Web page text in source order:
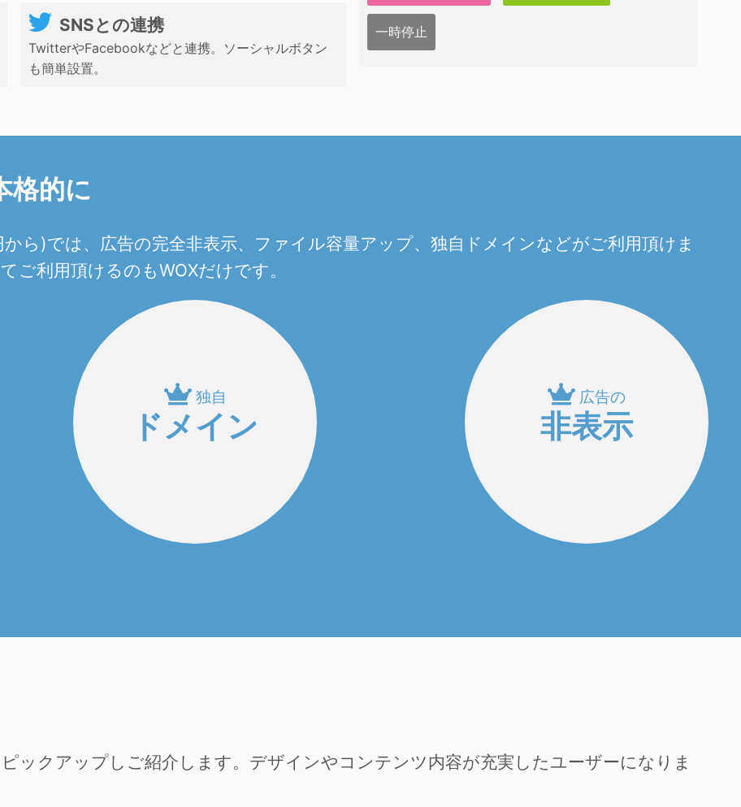
SNSとの連携
TwitterやFacebookなどと連携。ソーシャルボタン
も簡単設置。
一時停止
格的に
ら)では、広告の完全非表示、ファイル容量アップ、独自ドメインなどがご利用頂けま
ご利用頂けるのもWOXだけです。
独自
ドメイン
広告の
非表示
ックアップしご紹介します。デザインやコンテンツ内容が充実したユーザーになりま